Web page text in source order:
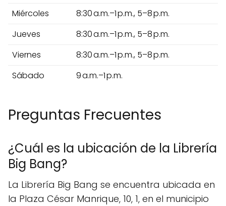
Miércoles
8:30 a.m.–1 p.m., 5–8 p.m.
Jueves
8:30 a.m.–1 p.m., 5–8 p.m.
Viernes
8:30 a.m.–1 p.m., 5–8 p.m.
Sábado
9 a.m.–1 p.m.
Preguntas Frecuentes
¿Cuál es la ubicación de la Librería
Big Bang?
La Librería Big Bang se encuentra ubicada en
la Plaza César Manrique, 10, 1, en el municipio